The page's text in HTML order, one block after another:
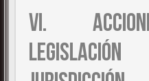
VI.